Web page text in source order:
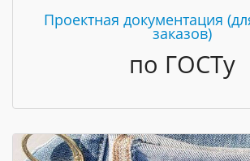
Проектная документация
заказов)
по ГОСТу